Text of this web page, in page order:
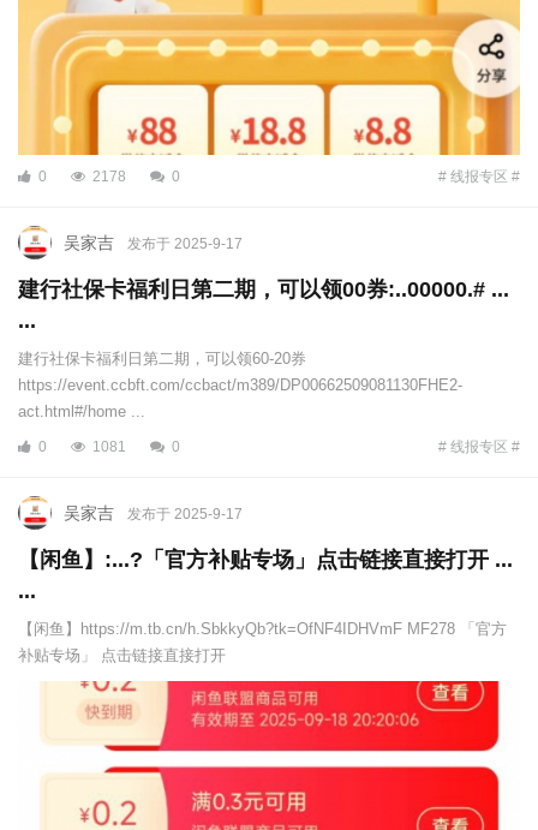
0 2178 0 # 线报专区 #
吴家吉 发布于 2025-9-17
建行社保卡福利日第二期，可以领00券:..00000.# ...
...
建行社保卡福利日第二期，可以领60-20券
https://event.ccbft.com/ccbact/m389/DP00662509081130FHE2-
act.html#/home ...
0 1081 0 # 线报专区 #
吴家吉 发布于 2025-9-17
【闲鱼】:...?「官方补贴专场」点击链接直接打开 ...
...
【闲鱼】https://m.tb.cn/h.SbkkyQb?tk=OfNF4IDHVmF MF278 「官方
补贴专场」 点击链接直接打开